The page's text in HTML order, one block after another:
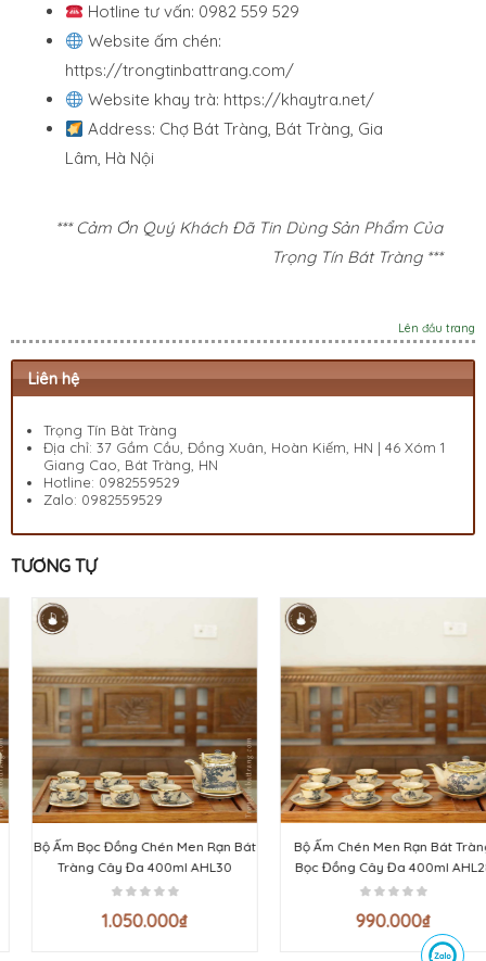
Hotline tư vấn: 0982 559 529
Website ấm chén:
https://trongtinbattrang.com/
Website khay trà: https://khaytra.net/
Address: Chợ Bát Tràng, Bát Tràng, Gia
Lâm, Hà Nội
*** Cảm Ơn Quý Khách Đã Tin Dùng Sản Phẩm Của
Trọng Tín Bát Tràng ***
Lên đầu trang
Liên hệ
Trọng Tín Bàt Tràng
Địa chỉ: 37 Gầm Cầu, Đồng Xuân, Hoàn Kiếm, HN | 46 Xóm 1
Giang Cao, Bát Tràng, HN
Hotline: 0982559529
Zalo: 0982559529
TƯƠNG TỰ
Bộ Ấm Bọc Đồng Chén Men Rạn Bát
Tràng Cây Đa 400ml AHL30
1.050.000₫
Bộ Ấm Chén Men Rạn Bát Tràng
Bọc Đồng Cây Đa 400ml AHL28
990.000₫